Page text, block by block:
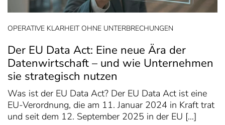
OPERATIVE KLARHEIT OHNE UNTERBRECHUNGEN
Der EU Data Act: Eine neue Ära der
Datenwirtschaft – und wie Unternehmen
sie strategisch nutzen
Was ist der EU Data Act? Der EU Data Act ist eine
EU-Verordnung, die am 11. Januar 2024 in Kraft trat
und seit dem 12. September 2025 in der EU […]